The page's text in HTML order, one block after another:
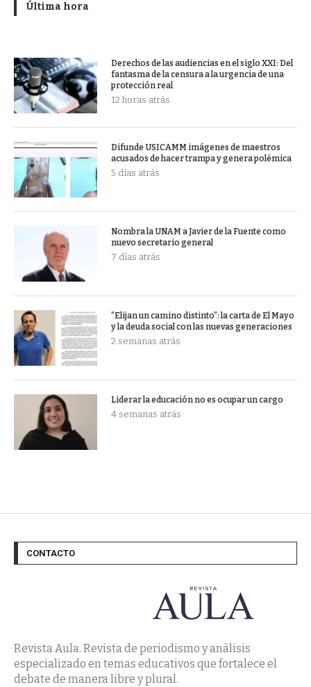
Última hora
Derechos de las audiencias en el siglo XXI: Del
fantasma de la censura a la urgencia de una
protección real
12 horas atrás
Difunde USICAMM imágenes de maestros
acusados de hacer trampa y genera polémica
5 días atrás
Nombra la UNAM a Javier de la Fuente como
nuevo secretario general
7 días atrás
“Elijan un camino distinto”: la carta de El Mayo
y la deuda social con las nuevas generaciones
2 semanas atrás
Liderar la educación no es ocupar un cargo
4 semanas atrás
CONTACTO
Revista Aula. Revista de periodismo y análisis
especializado en temas educativos que fortalece el
debate de manera libre y plural.